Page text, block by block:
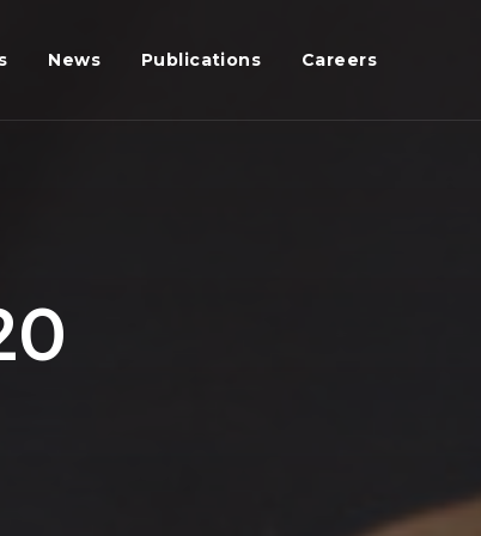
News Publications Careers